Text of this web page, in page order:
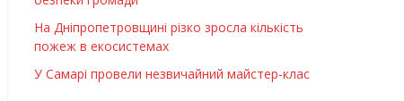
На Дніпропетровщині різко зросла кількість
пожеж в екосистемах
У Самарі провели незвичайний майстер-клас